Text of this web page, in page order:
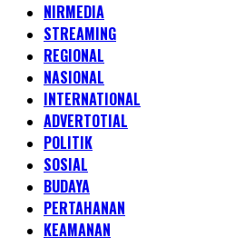
NIRMEDIA
STREAMING
REGIONAL
NASIONAL
INTERNATIONAL
ADVERTOTIAL
POLITIK
SOSIAL
BUDAYA
PERTAHANAN
KEAMANAN